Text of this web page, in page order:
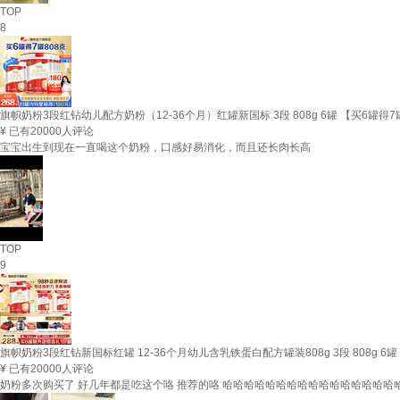
TOP
8
旗帜奶粉3段红钻幼儿配方奶粉（12-36个月）红罐新国标 3段 808g 6罐 【买6罐得7
¥ 已有20000人评论
宝宝出生到现在一直喝这个奶粉，口感好易消化，而且还长肉长高
TOP
9
旗帜奶粉3段红钻新国标红罐 12-36个月幼儿含乳铁蛋白配方罐装808g 3段 808g 6罐
¥ 已有20000人评论
奶粉多次购买了 好几年都是吃这个咯 推荐的咯 哈哈哈哈哈哈哈哈哈哈哈哈哈哈哈